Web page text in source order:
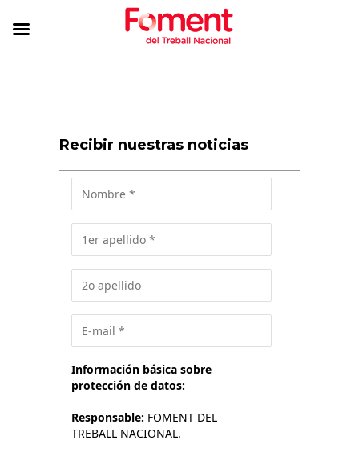
Recibir nuestras noticias
Información básica sobre
protección de datos:
Responsable: FOMENT DEL
TREBALL NACIONAL.